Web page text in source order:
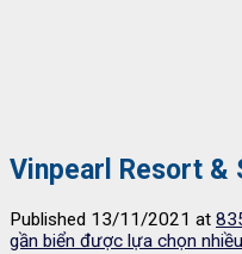
Vinpearl Resort &
Published 13/11/2021 at
gần biển được lựa chọn